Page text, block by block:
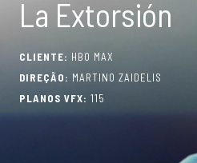
La Extorsión
CLIENTE: HBO MAX
DIREÇÃO: MARTINO ZAIDELIS
PLANOS VFX: 115